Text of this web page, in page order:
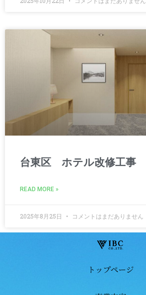
台東区 ホテル改修工事
READ MORE »
2025年8月25日 コメントはまだありません